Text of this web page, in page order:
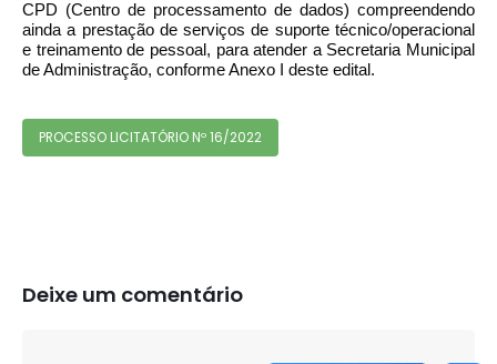
CPD (Centro de processamento de dados) compreendendo
ainda a prestação de serviços de suporte técnico/operacional
e treinamento de pessoal, para atender a Secretaria Municipal
de Administração, conforme Anexo I deste edital.
PROCESSO LICITATÓRIO Nº 16/2022
Deixe um comentário